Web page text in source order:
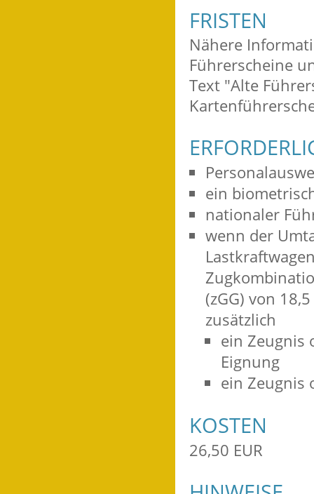
FRISTEN
Nähere
Führerscheine
Text "Alte
ein
nationaler
wenn der
(zGG) von
zusätzlich
ein Zeugnis
Eignung
ein Zeugnis
KOSTEN
26,50 EUR